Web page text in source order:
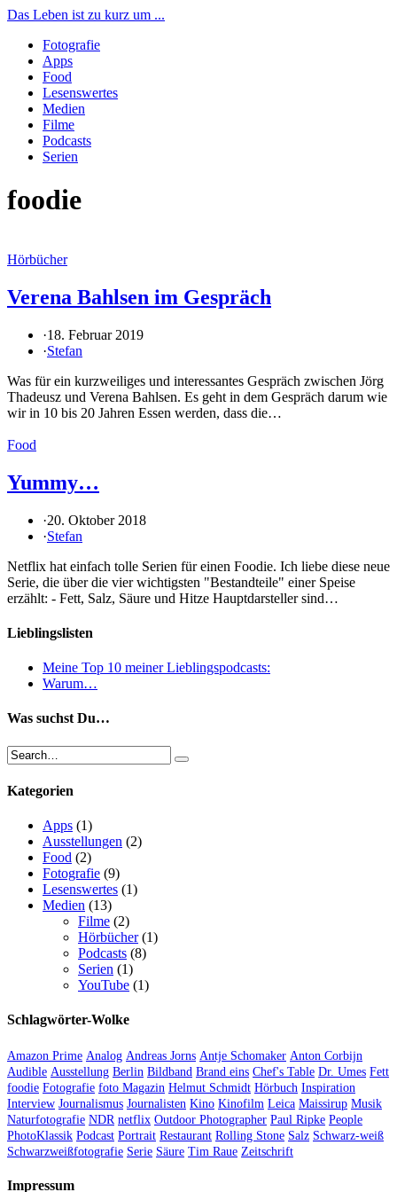
Das Leben ist zu kurz um ...
Fotografie
Apps
Food
Lesenswertes
Medien
Filme
Podcasts
Serien
foodie
Hörbücher
Verena Bahlsen im Gespräch
·18. Februar 2019
·Stefan
Was für ein kurzweiliges und interessantes Gespräch zwischen Jörg
Thadeusz und Verena Bahlsen. Es geht in dem Gespräch darum wie
wir in 10 bis 20 Jahren Essen werden, dass die…
Food
Yummy…
·20. Oktober 2018
·Stefan
Netflix hat einfach tolle Serien für einen Foodie. Ich liebe diese neue
Serie, die über die vier wichtigsten "Bestandteile" einer Speise
erzählt: - Fett, Salz, Säure und Hitze Hauptdarsteller sind…
Lieblingslisten
Meine Top 10 meiner Lieblingspodcasts:
Warum…
Was suchst Du…
Kategorien
Apps (1)
Ausstellungen (2)
Food (2)
Fotografie (9)
Lesenswertes (1)
Medien (13)
Filme (2)
Hörbücher(1)
Podcasts (8)
Serien (1)
YouTube (1)
Schlagwörter-Wolke
Amazon Prime Analog Andreas Jorns Antje Schomaker Anton Corbijn
Audible Ausstellung Berlin Bildband Brand eins Chef's Table Dr. Umes Fett
foodie Fotografie foto Magazin Helmut Schmidt Hörbuch Inspiration
Interview Journalismus Journalisten Kino Kinofilm Leica Maissirup Musik
Naturfotografie NDR netflix Outdoor Photographer Paul Ripke People
PhotoKlassik Podcast Portrait Restaurant Rolling Stone Salz Schwarz-weiß
Schwarzweißfotografie Serie Säure Tim Raue Zeitschrift
Impressum